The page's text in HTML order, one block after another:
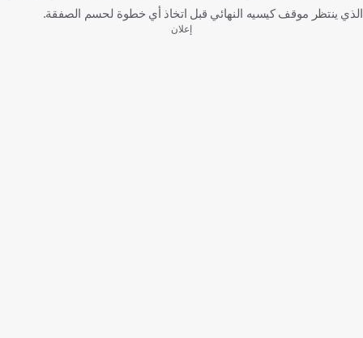
الذي ينتظر موقف كيسيه النهائي قبل اتخاذ أي خطوة لحسم الصفقة.
إعلان